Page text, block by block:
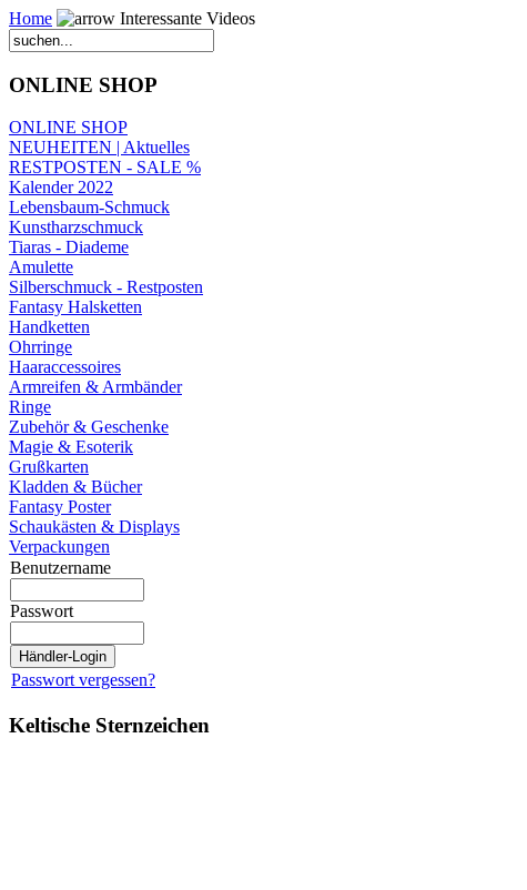
Home Interessante Videos
ONLINE SHOP
ONLINE SHOP
NEUHEITEN | Aktuelles
RESTPOSTEN - SALE %
Kalender 2022
Lebensbaum-Schmuck
Kunstharzschmuck
Tiaras - Diademe
Amulette
Silberschmuck - Restposten
Fantasy Halsketten
Handketten
Ohrringe
Haaraccessoires
Armreifen & Armbänder
Ringe
Zubehör & Geschenke
Magie & Esoterik
Grußkarten
Kladden & Bücher
Fantasy Poster
Schaukästen & Displays
Verpackungen
Benutzername
Passwort
Passwort vergessen?
Keltische Sternzeichen